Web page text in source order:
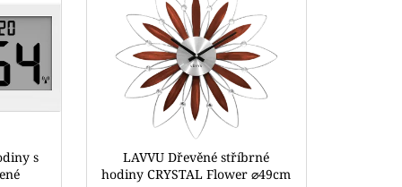
s
LAVVU Dřevěné stříbrné
hodiny CRYSTAL Flower ⌀49cm